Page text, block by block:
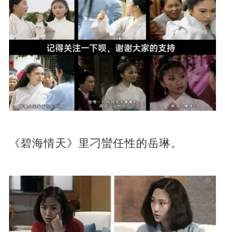
《碧海情天》里刁蠻任性的岳琳。